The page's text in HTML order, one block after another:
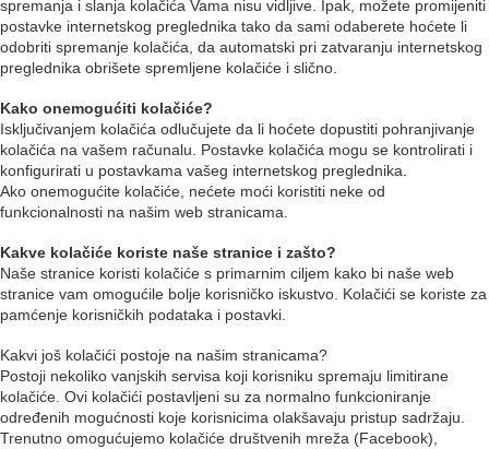
spremanja i slanja kolačića Vama nisu vidljive. Ipak, možete promijeniti
postavke internetskog preglednika tako da sami odaberete hoćete li
odobriti spremanje kolačića, da automatski pri zatvaranju internetskog
preglednika obrišete spremljene kolačiće i slično.
Kako onemogućiti kolačiće?
Isključivanjem kolačića odlučujete da li hoćete dopustiti pohranjivanje
kolačića na vašem računalu. Postavke kolačića mogu se kontrolirati i
konfigurirati u postavkama vašeg internetskog preglednika.
Ako onemogućite kolačiće, nećete moći koristiti neke od
funkcionalnosti na našim web stranicama.
Kakve kolačiće koriste naše stranice i zašto?
Naše stranice koristi kolačiće s primarnim ciljem kako bi naše web
stranice vam omogućile bolje korisničko iskustvo. Kolačići se koriste za
pamćenje korisničkih podataka i postavki.
Kakvi još kolačići postoje na našim stranicama?
Postoji nekoliko vanjskih servisa koji korisniku spremaju limitirane
kolačiće. Ovi kolačići postavljeni su za normalno funkcioniranje
određenih mogućnosti koje korisnicima olakšavaju pristup sadržaju.
Trenutno omogućujemo kolačiće društvenih mreža (Facebook),